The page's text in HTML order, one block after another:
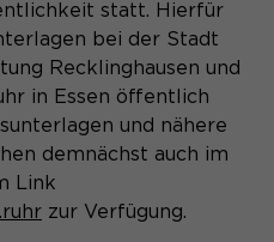
statt. Hierfür
bei der Stadt
Recklinghausen und
in Essen öffentlich
und nähere
demnächst auch im
Link
zur Verfügung.